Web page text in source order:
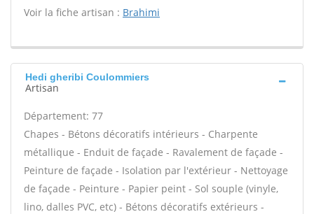
Voir la fiche artisan : Brahimi
Hedi gheribi Coulommiers
Artisan
Département: 77
Chapes - Bétons décoratifs intérieurs - Charpente
métallique - Enduit de façade - Ravalement de façade -
Peinture de façade - Isolation par l'extérieur - Nettoyage
de façade - Peinture - Papier peint - Sol souple (vinyle,
lino, dalles PVC, etc) - Bétons décoratifs extérieurs -